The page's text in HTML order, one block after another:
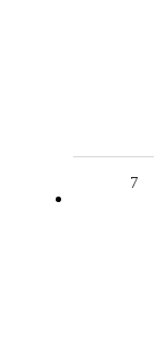
7